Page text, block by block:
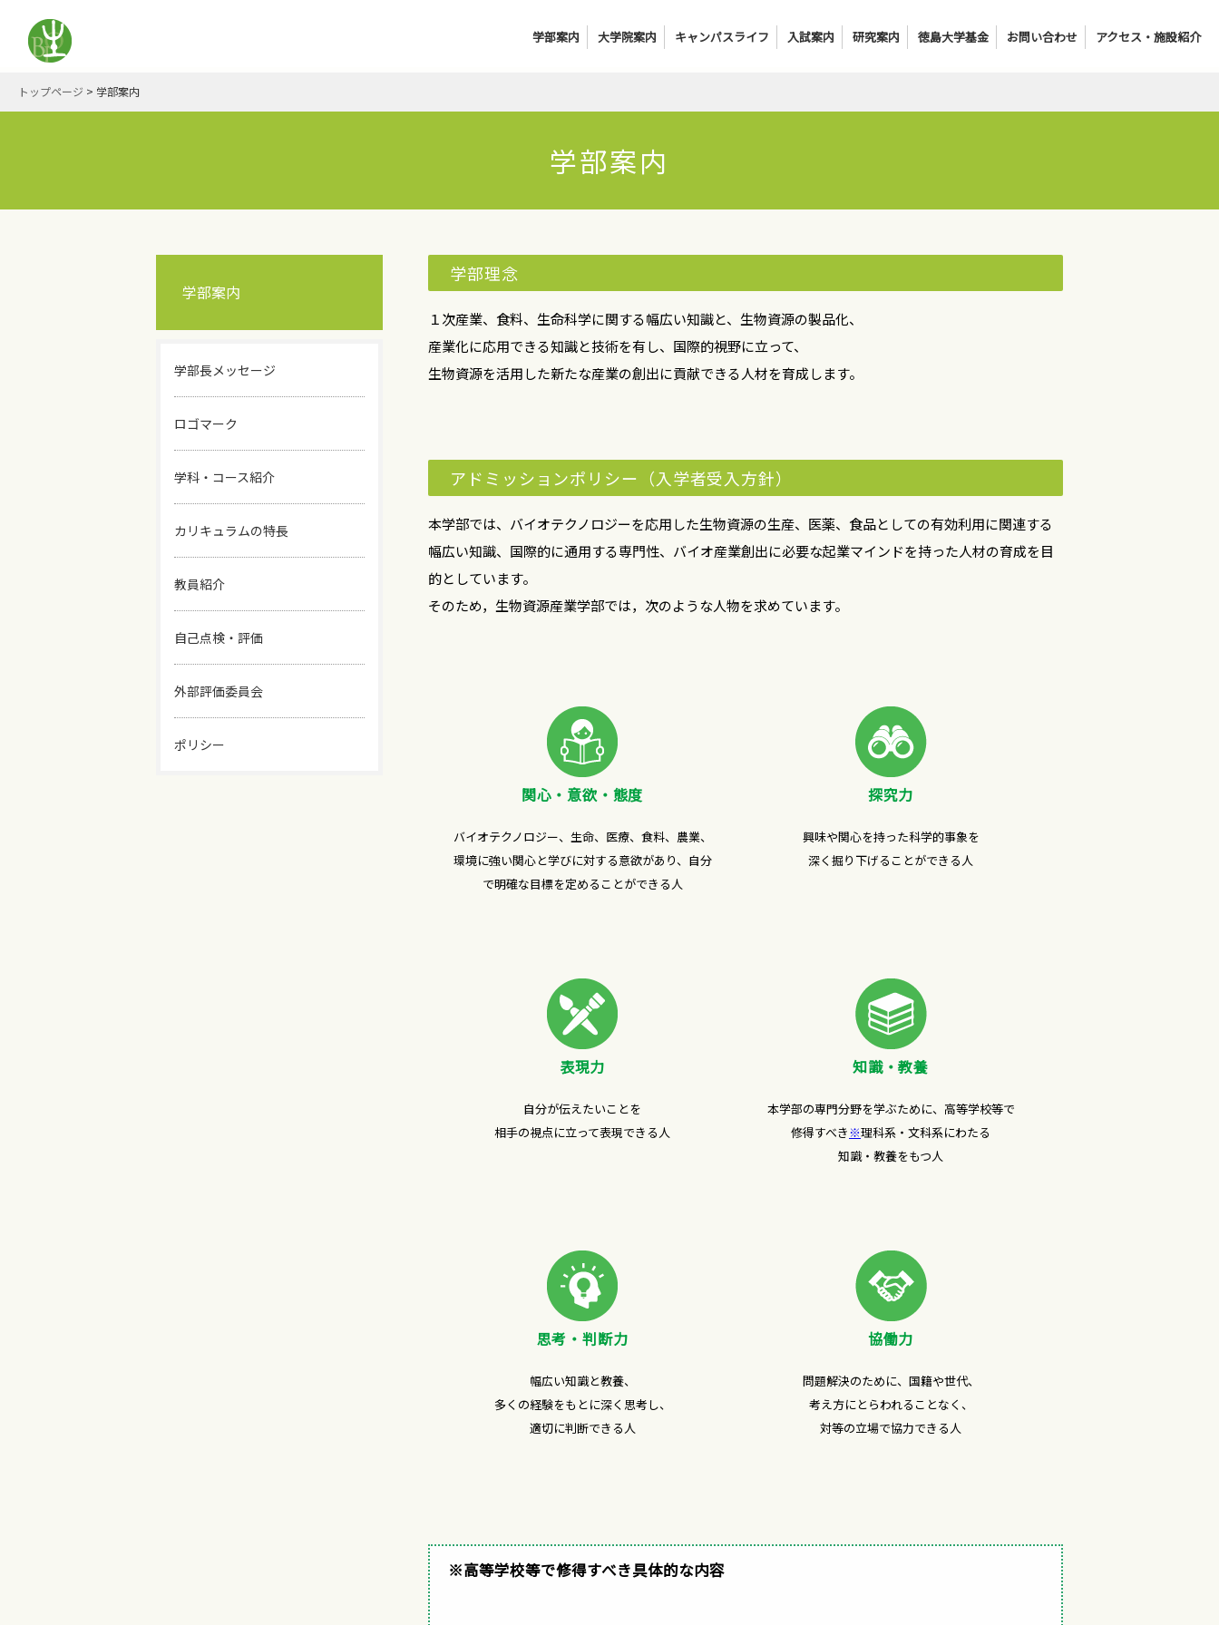
学部案内 大学院案内 キャンパスライフ 入試案内 研究案内 徳島大学基金 お問い合わせ アクセス・施設紹介
トップページ > 学部案内
学部案内
学部理念
１次産業、食料、生命科学に関する幅広い知識と、生物資源の製品化、
産業化に応用できる知識と技術を有し、国際的視野に立って、
生物資源を活用した新たな産業の創出に貢献できる人材を育成します。
アドミッションポリシー（入学者受入方針）
本学部では、バイオテクノロジーを応用した生物資源の生産、医薬、食品としての有効利用に関連する
幅広い知識、国際的に通用する専門性、バイオ産業創出に必要な起業マインドを持った人材の育成を目
的としています。
そのため，生物資源産業学部では，次のような人物を求めています。
関心・意欲・態度
バイオテクノロジー、生命、医療、食料、農業、
環境に強い関心と学びに対する意欲があり、自分
で明確な目標を定めることができる人
探究力
興味や関心を持った科学的事象を
深く掘り下げることができる人
表現力
自分が伝えたいことを
相手の視点に立って表現できる人
知識・教養
本学部の専門分野を学ぶために、高等学校等で
修得すべき ※理科系・文科系にわたる
知識・教養をもつ人
思考・判断力
幅広い知識と教養、
多くの経験をもとに深く思考し、
適切に判断できる人
協働力
問題解決のために、国籍や世代、
考え方にとらわれることなく、
対等の立場で協力できる人
※高等学校等で修得すべき具体的な内容
学部案内
学部長メッセージ
ロゴマーク
学科・コース紹介
カリキュラムの特長
教員紹介
自己点検・評価
外部評価委員会
ポリシー